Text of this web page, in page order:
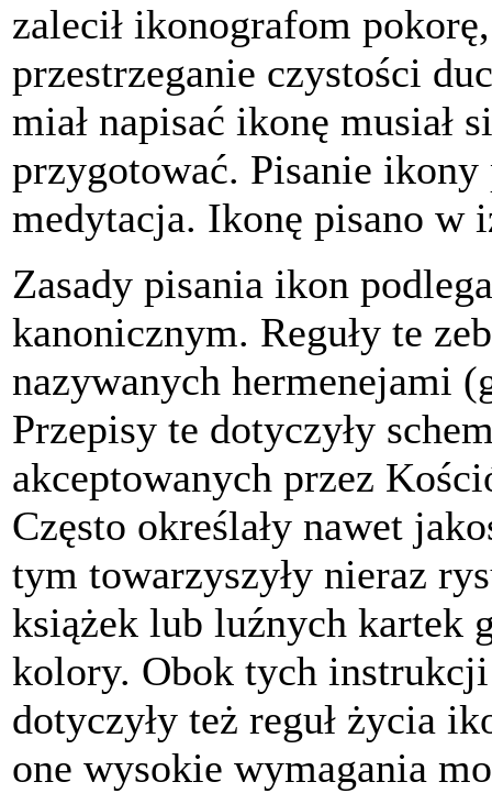
zalecił ikonografom
przestrzeganie czystości
miał napisać ikonę musiał
przygotować. Pisanie
medytacja. Ikonę pisano w
Zasady pisania ikon
kanonicznym. Reguły te
nazywanych hermenejami
Przepisy te dotyczyły
akceptowanych przez
Często określały nawet
tym towarzyszyły nieraz
książek lub luźnych kartek
kolory. Obok tych
dotyczyły też reguł życia
one wysokie wymagania